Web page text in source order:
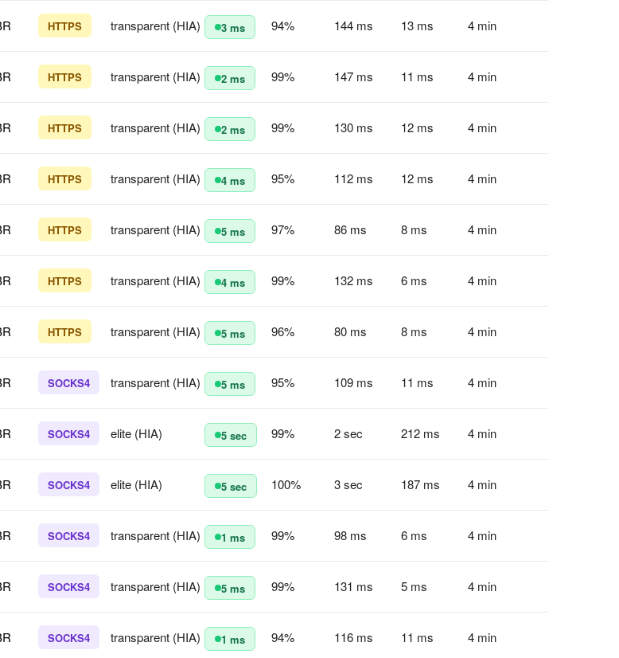
HTTPS transparent (HIA) 3 ms 94% 144 ms 13 ms 4 min
HTTPS transparent (HIA) 2 ms 99% 147 ms 11 ms 4 min
HTTPS transparent (HIA) 2 ms 99% 130 ms 12 ms 4 min
HTTPS transparent (HIA) 4 ms 95% 112 ms 12 ms 4 min
HTTPS transparent (HIA) 5 ms 97% 86 ms 8 ms 4 min
HTTPS transparent (HIA) 4 ms 99% 132 ms 6 ms 4 min
HTTPS transparent (HIA) 5 ms 96% 80 ms 8 ms 4 min
SOCKS4 transparent (HIA) 5 ms 95% 109 ms 11 ms 4 min
SOCKS4 elite (HIA) 5 sec 99% 2 sec 212 ms 4 min
SOCKS4 elite (HIA) 5 sec 100% 3 sec 187 ms 4 min
SOCKS4 transparent (HIA) 1 ms 99% 98 ms 6 ms 4 min
SOCKS4 transparent (HIA) 5 ms 99% 131 ms 5 ms 4 min
SOCKS4 transparent (HIA) 1 ms 94% 116 ms 11 ms 4 min